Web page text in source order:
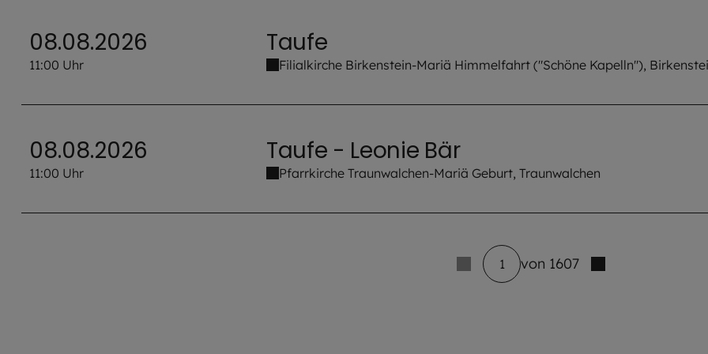
08.08.2026
11:00 Uhr
Taufe
Filialkirche Birkenstein-Mariä Himmelfahrt ("Schöne Kapelln"),
08.08.2026
11:00 Uhr
Taufe - Leonie Bär
Pfarrkirche Traunwalchen-Mariä Geburt, Traunwalchen
1 von 1607